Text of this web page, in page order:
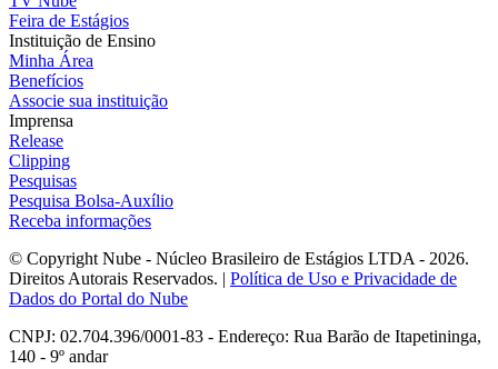
Feira de Estágios
Instituição de Ensino
Minha Área
Benefícios
Associe sua instituição
Imprensa
Release
Clipping
Pesquisas
Pesquisa Bolsa-Auxílio
Receba informações
© Copyright Nube - Núcleo Brasileiro de Estágios LTDA - 2026.
Direitos Autorais Reservados. | Política de Uso e Privacidade de
Dados do Portal do Nube
CNPJ: 02.704.396/0001-83 - Endereço: Rua Barão de Itapetininga,
140 - 9º andar